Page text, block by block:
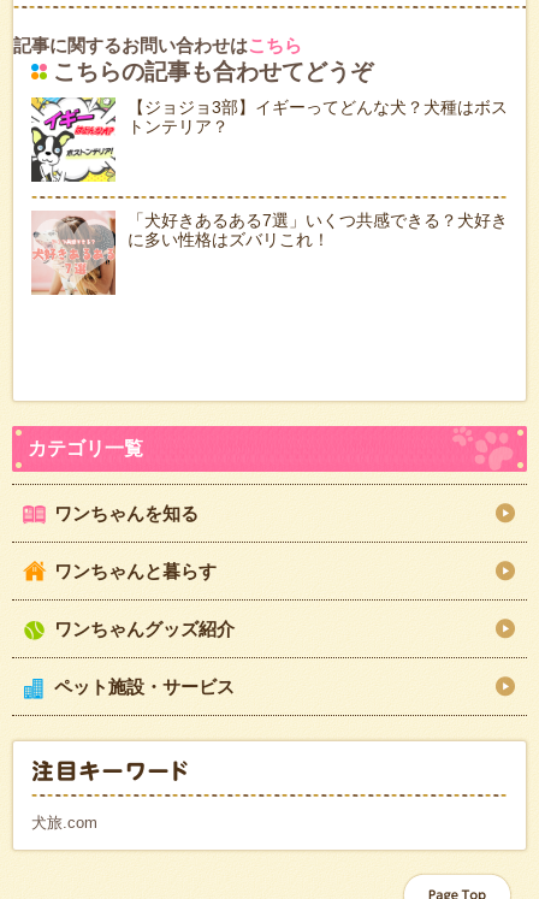
記事に関するお問い合わせはこちら
こちらの記事も合わせてどうぞ
【ジョジョ3部】イギーってどんな犬？犬種はボス
トンテリア？
「犬好きあるある7選」いくつ共感できる？犬好き
に多い性格はズバリこれ！
ワンちゃんを知る
ワンちゃんと暮らす
ワンちゃんグッズ紹介
ペット施設・サービス
犬旅.com